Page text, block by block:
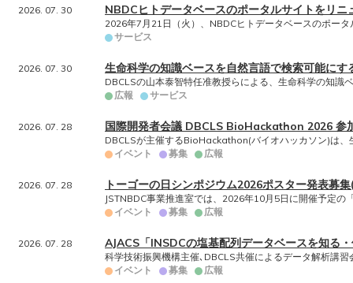
2026. 07. 30 NBDCヒトデータベースのポータルサイトをリニ
2026年7月21日（火）、NBDCヒトデータベースのポー
サービス
2026. 07. 30 生命科学の知識ベースを自然言語で検索可能に
DBCLSの山本泰智特任准教授らによる、生命科学の知識
広報
サービス
2026. 07. 28 国際開発者会議 DBCLS BioHackathon 2026 参
DBCLSが主催するBioHackathon(バイオハッカソン)は
イベント
募集 広報
2026. 07. 28 トーゴーの日シンポジウム2026ポスター発表募
JSTNBDC事業推進室では、2026年10月5日に開催予定
イベント
募集 広報
2026. 07. 28 AJACS「INSDCの塩基配列データベースを知る
科学技術振興機構主催､DBCLS共催によるデータ解析講
イベント
募集 広報